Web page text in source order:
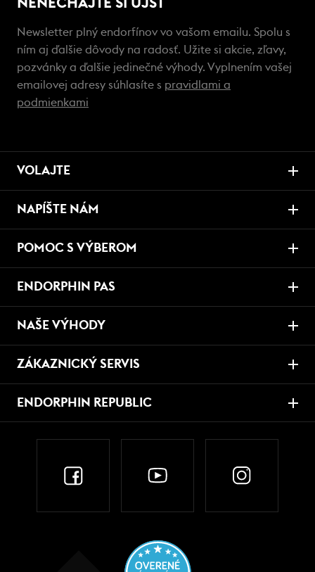
NENECHAJTE SI UJSŤ
Newsletter plný endorfínov vo vašom emailu. Spolu s
ním aj ďalšie dôvody na radosť. Užite si akcie, zľavy,
pozvánky a ďalšie jedinečné výhody. Vyplnením vašej
emailovej adresy súhlasíte s pravidlami a
podmienkami
VOLAJTE
NAPÍŠTE NÁM
POMOC S VÝBEROM
ENDORPHIN PAS
NAŠE VÝHODY
ZÁKAZNICKÝ SERVIS
ENDORPHIN REPUBLIC